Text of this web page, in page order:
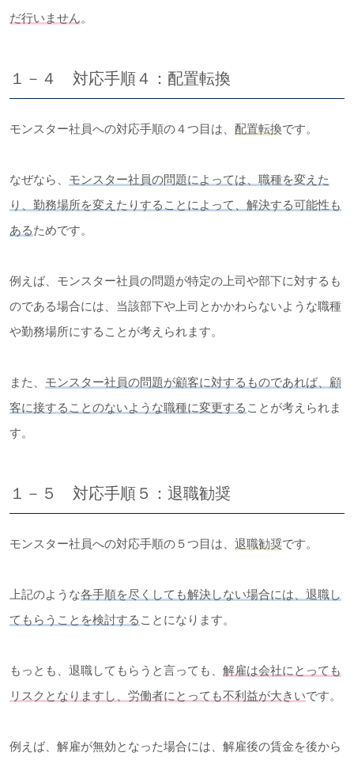
だ行いません。
１－４ 対応手順４：配置転換
モンスター社員への対応手順の４つ目は、 配置転換です。
なぜなら、 モンスター社員の問題によっては、職種を変えた
り、勤務場所を変えたりすることによって、解決する可能性も
あるためです。
例えば、モンスター社員の問題が特定の上司や部下に対するも
のである場合には、当該部下や上司とかかわらないような職種
や勤務場所にすることが考えられます。
また、 モンスター社員の問題が顧客に対するものであれば、顧
客に接することのないような職種に変更する ことが考えられま
す。
１－５ 対応手順５：退職勧奨
モンスター社員への対応手順の５つ目は、 退職勧奨です。
上記のような各手順を尽くしても解決しない場合には、退職し
てもらうことを検討する ことになります。
もっとも、退職してもらうと言っても、 解雇は会社にとっても
リスクとなりますし、労働者にとっても不利益が大きいです。
例えば、解雇が無効となった場合には、解雇後の賃金を後から